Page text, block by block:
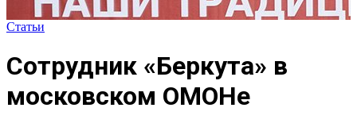
Статьи
Сотрудник «Беркута» в
московском ОМОНе